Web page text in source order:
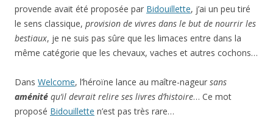
provende avait été proposée par Bidouillette, j’ai un peu tiré
le sens classique, provision de vivres dans le but de nourrir les
bestiaux, je ne suis pas sûre que les limaces entre dans la
même catégorie que les chevaux, vaches et autres cochons…
Dans Welcome, l’héroïne lance au maître-nageur sans
aménité qu’il devrait relire ses livres d’histoire… Ce mot
proposé Bidouillette n’est pas très rare…